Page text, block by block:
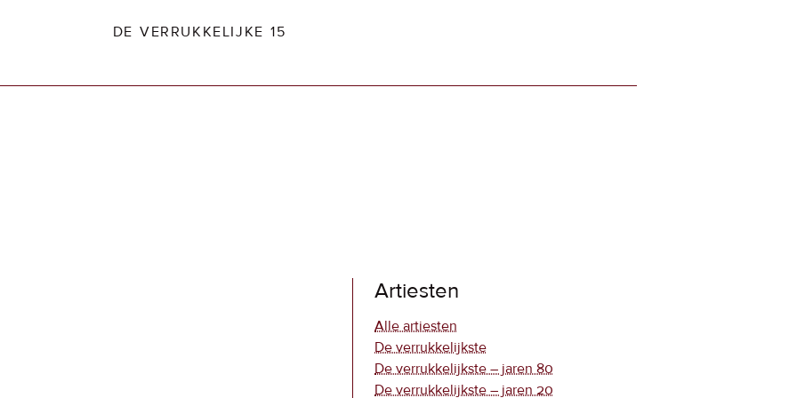
DE VERRUKKELIJKE 15
Artiesten
Alle artiesten
De verrukkelijkste
De verrukkelijkste – jaren 80
De verrukkelijkste – jaren 20